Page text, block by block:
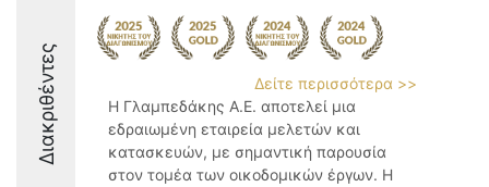
Διακριθέντες
Δείτε περισσότερα >>
Η Γλαμπεδάκης Α.Ε. αποτελεί μια
εδραιωμένη εταιρεία μελετών και
κατασκευών, με σημαντική παρουσία
στον τομέα των οικοδομικών έργων. Η